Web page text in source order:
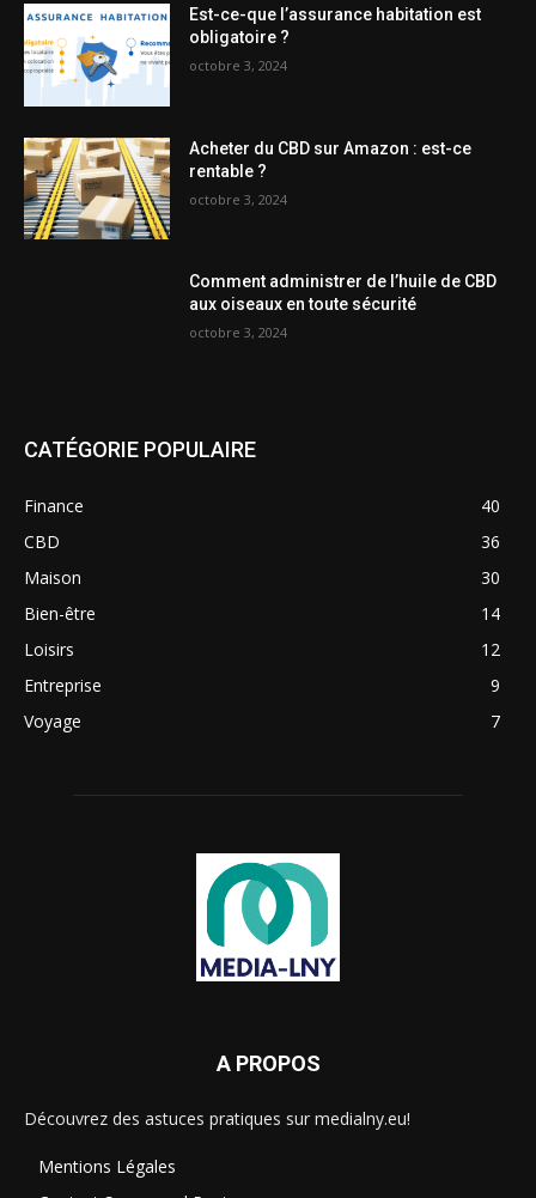
Est-ce-que l’assurance habitation est
obligatoire ?
octobre 3, 2024
Acheter du CBD sur Amazon : est-ce
rentable ?
octobre 3, 2024
Comment administrer de l’huile de CBD
aux oiseaux en toute sécurité
octobre 3, 2024
CATÉGORIE POPULAIRE
Finance
40
CBD
36
Maison
30
Bien-être
14
Loisirs
12
Entreprise
9
Voyage
7
A PROPOS
Découvrez des astuces pratiques sur medialny.eu!
Mentions Légales